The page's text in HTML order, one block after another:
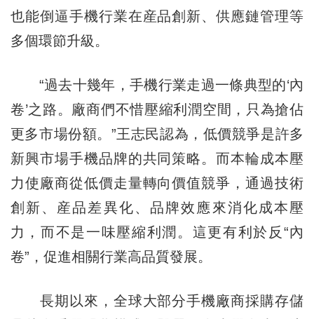
也能倒逼手機行業在産品創新、供應鏈管理等
多個環節升級。
“過去十幾年，手機行業走過一條典型的‘內
卷’之路。廠商們不惜壓縮利潤空間，只為搶佔
更多市場份額。”王志民認為，低價競爭是許多
新興市場手機品牌的共同策略。而本輪成本壓
力使廠商從低價走量轉向價值競爭，通過技術
創新、産品差異化、品牌效應來消化成本壓
力，而不是一味壓縮利潤。這更有利於反“內
卷”，促進相關行業高品質發展。
長期以來，全球大部分手機廠商採購存儲